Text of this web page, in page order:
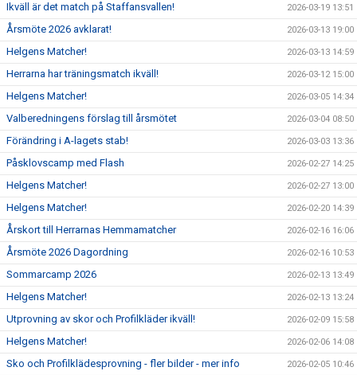
Ikväll är det match på Staffansvallen! 2026-03-19 13:51
Årsmöte 2026 avklarat! 2026-03-13 19:00
Helgens Matcher! 2026-03-13 14:59
Herrarna har träningsmatch ikväll! 2026-03-12 15:00
Helgens Matcher! 2026-03-05 14:34
Valberedningens förslag till årsmötet 2026-03-04 08:50
Förändring i A-lagets stab! 2026-03-03 13:36
Påsklovscamp med Flash 2026-02-27 14:25
Helgens Matcher! 2026-02-27 13:00
Helgens Matcher! 2026-02-20 14:39
Årskort till Herrarnas Hemmamatcher 2026-02-16 16:06
Årsmöte 2026 Dagordning 2026-02-16 10:53
Sommarcamp 2026 2026-02-13 13:49
Helgens Matcher! 2026-02-13 13:24
Utprovning av skor och Profilkläder ikväll! 2026-02-09 15:58
Helgens Matcher! 2026-02-06 14:08
Sko och Profilklädesprovning - fler bilder - mer info 2026-02-05 10:46